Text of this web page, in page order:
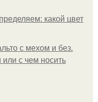
какой цвет
с мехом и без.
с чем носить